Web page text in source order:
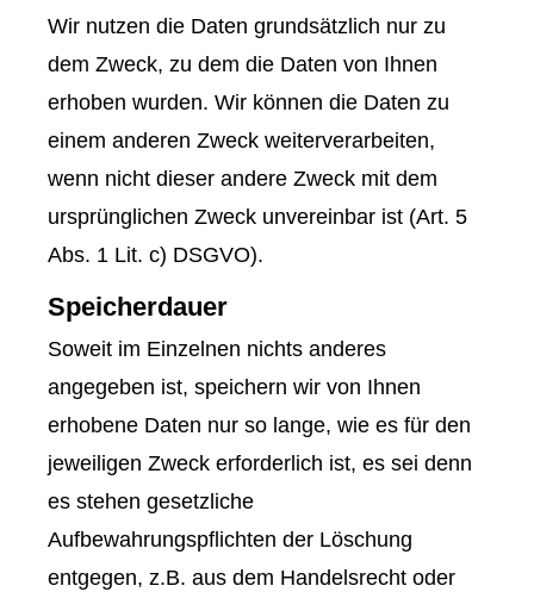
Wir nutzen die Daten grundsätzlich nur zu
dem Zweck, zu dem die Daten von Ihnen
erhoben wurden. Wir können die Daten zu
einem anderen Zweck weiterverarbeiten,
wenn nicht dieser andere Zweck mit dem
ursprünglichen Zweck unvereinbar ist (Art. 5
Abs. 1 Lit. c) DSGVO).
Speicherdauer
Soweit im Einzelnen nichts anderes
angegeben ist, speichern wir von Ihnen
erhobene Daten nur so lange, wie es für den
jeweiligen Zweck erforderlich ist, es sei denn
es stehen gesetzliche
Aufbewahrungspflichten der Löschung
entgegen, z.B. aus dem Handelsrecht oder